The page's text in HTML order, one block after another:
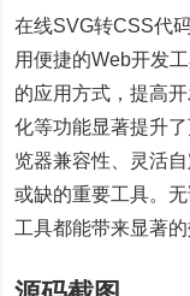
在线SVG转CSS代
用便捷的Web开发
的应用方式，提高
化等功能显著提升
览器兼容性、灵活
或缺的重要工具。
工具都能带来显著